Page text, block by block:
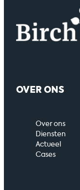
OVER ONS
Over ons
Diensten
Actueel
Cases